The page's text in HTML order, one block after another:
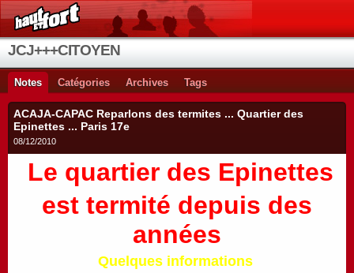
JCJ+++CITOYEN
Notes Catégories Archives Tags
ACAJA-CAPAC Reparlons des termites ... Quartier des
Epinettes ... Paris 17e
08/12/2010
Le quartier des Epinettes
est termité depuis des
années
Quelques informations